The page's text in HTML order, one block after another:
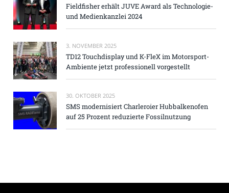
Fieldfisher erhält JUVE Award als Technologie-
und Medienkanzlei 2024
3. NOVEMBER 2025
TD12 Touchdisplay und K-FleX im Motorsport-
Ambiente jetzt professionell vorgestellt
30. OKTOBER 2025
SMS modernisiert Charleroier Hubbalkenofen
auf 25 Prozent reduzierte Fossilnutzung